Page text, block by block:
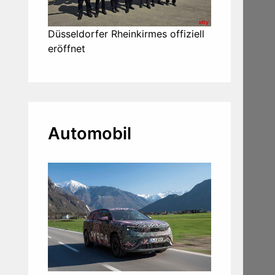
Düsseldorfer Rheinkirmes offiziell
eröffnet
Automobil